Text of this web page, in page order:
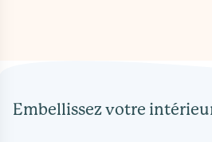
Embellissez votre